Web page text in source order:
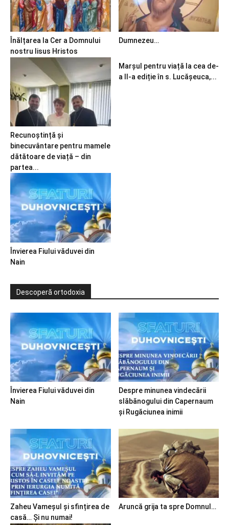
Înălțarea la Cer a Domnului
nostru Iisus Hristos
Dumnezeu…
Recunoștință și
binecuvântare pentru mamele
dătătoare de viață – din
partea...
Marșul pentru viață la cea de-
a II-a ediție în s. Lucășeuca,...
Învierea Fiului văduvei din
Nain
Descoperă ortodoxia
Învierea Fiului văduvei din
Nain
Despre minunea vindecării
slăbănogului din Capernaum
și Rugăciunea inimii
Zaheu Vameșul și sfințirea de
casă… Și nu numai!
Aruncă grija ta spre Domnul…